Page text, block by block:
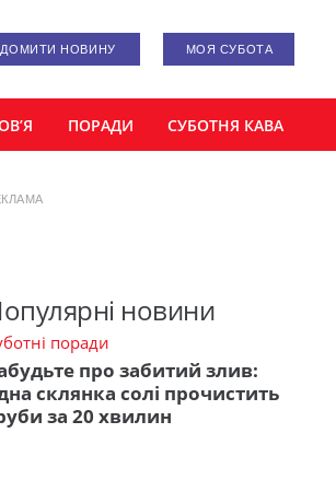
НОВИНУ МОЯ СУБОТА
ПОРАДИ СУБОТНЯ КАВА
новини
поради
про забитий злив:
склянка солі прочистить
за 20 хвилин